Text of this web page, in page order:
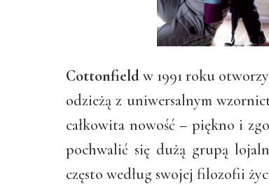
Cottonfieldw 1991 roku
odzieżą z uniwersalnym
całkowita nowość – piękno i
pochwalić się dużą grupą
często według swojej filozofii